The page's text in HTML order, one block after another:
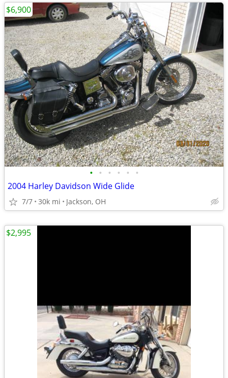
• • • • • •
2004 Harley Davidson Wide Glide
7/7 30k mi Jackson, OH
$6,900
$2,995